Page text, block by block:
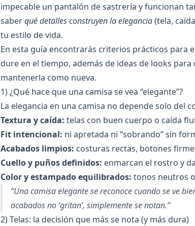
impecable un pantalón de sastrería y funcionan
saberqué detalles construyen la elegancia(tela,
tu estilo de vida.
En esta guía encontrarás criterios prácticos para
dure en el tiempo, además de ideas de looks
mantenerla como nueva.
1) ¿Qué hace que una camisa se vea “elegante”?
La elegancia en una camisa no depende solo del
Textura y caída: telas con buen cuerpo o caída
Fit intencional: ni apretada ni “sobrando” sin
Acabados limpios: costuras rectas, botones
Cuello y puños definidos: enmarcan el rostro y
Color y estampado equilibrados: tonos neutros
“Una camisa elegante se reconoce cuando se ve
acabados no ‘gritan’, simplemente se notan.”
2) Telas: la decisión que más se nota (y más dura)